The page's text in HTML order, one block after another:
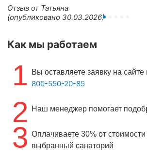
Отзыв от Татьяна
(опубликовано 30.03.2026)
Как мы работаем
1 Вы оставляете заявку на сайте
800-550-20-85
2 Наш менеджер помогает
3 Оплачиваете 30% от стоимости
выбранный санаторий